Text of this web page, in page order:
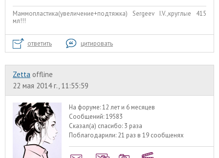
Маммопластика(увеличение+подтяжка) Sergeev I.V.,круглые 415
мл!!!
ответить цитировать
Zetta offline
22 мая 2014 г., 11:55:59
На форуме:12 лет и 6 месяцев
Сообщений:19583
Сказал(а) спасибо: 3 раза
Поблагодарили: 21 раз в 19 сообщенях